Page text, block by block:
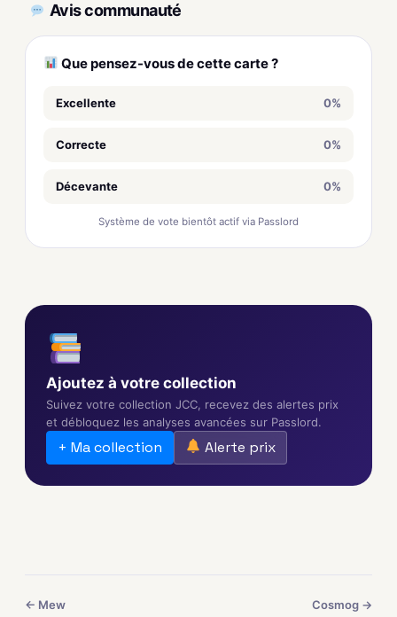
Avis communauté
Que pensez-vous de cette carte ?
Excellente 0%
Correcte 0%
Décevante 0%
Système de vote bientôt actif via Passlord
Ajoutez à votre collection
Suivez votre collection JCC, recevez des alertes prix
et débloquez les analyses avancées sur Passlord.
+ Ma collection Alerte prix
← Mew Cosmog →